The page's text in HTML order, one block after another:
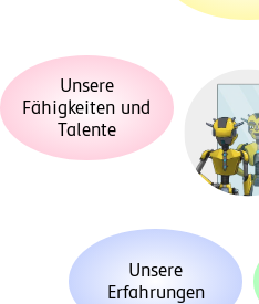
Unsere
Fähigkeiten und
Talente
Unsere
Erfahrungen